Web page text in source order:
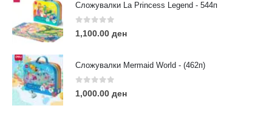
Сложувалки La Princess Legend - 544п
0 out of 5
1,100.00 ден
Сложувалки Mermaid World - (462п)
0 out of 5
1,000.00 ден
ЛИНКОВИ
Услови за користење
Големопродажба
Кариера
За нас